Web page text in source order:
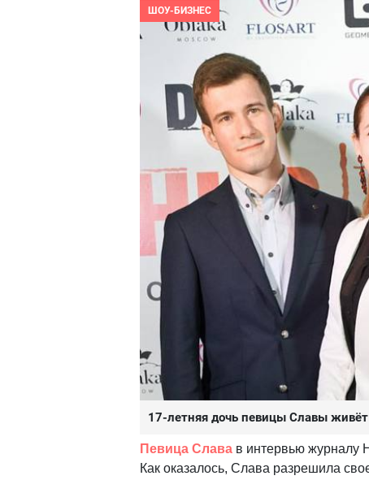
ШОУ-БИЗНЕС
17-летняя дочь певицы Славы
Певица Слава в интервью журналу
Как оказалось, Слава разрешила